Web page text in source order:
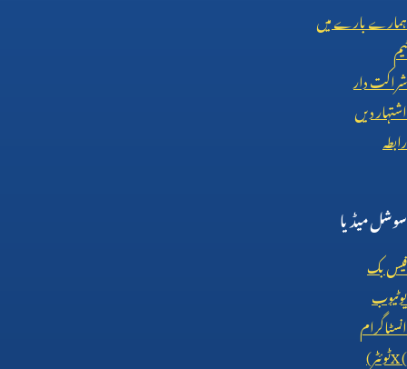
ہمارے بارے میں
ٹیم
شراکت دار
اشتہار دیں
رابطہ
سوشل میڈیا
فیس بک
یوٹیوب
انسٹاگرام
X (ٹوئٹر)